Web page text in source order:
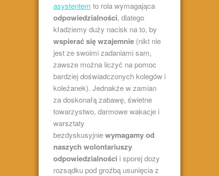
asystentem to rola wymagająca
odpowiedzialności, dlatego
kładziemy duży nacisk na to, by
wspierać się wzajemnie (nikt nie
jest ze swoimi zadaniami sam,
zawsze można liczyć na pomoc
bardziej doświadczonych kolegów i
koleżanek). Jednakże w zamian
za doskonałą zabawę, świetne
towarzystwo, darmowe wakacje i
warsztaty
bezdyskusyjniewymagamy od
naszych wolontariuszy
odpowiedzialności i sporej dozy
rozsądku pod groźbą usunięcia z